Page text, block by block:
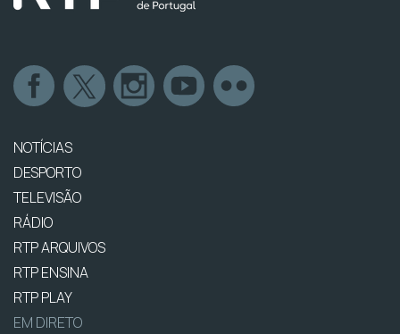
NOTÍCIAS
DESPORTO
TELEVISÃO
RÁDIO
RTP ARQUIVOS
RTP ENSINA
RTP PLAY
EM DIRETO